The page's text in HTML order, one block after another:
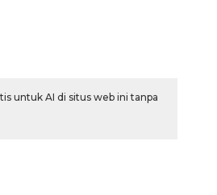
untuk AI di situs web ini tanpa